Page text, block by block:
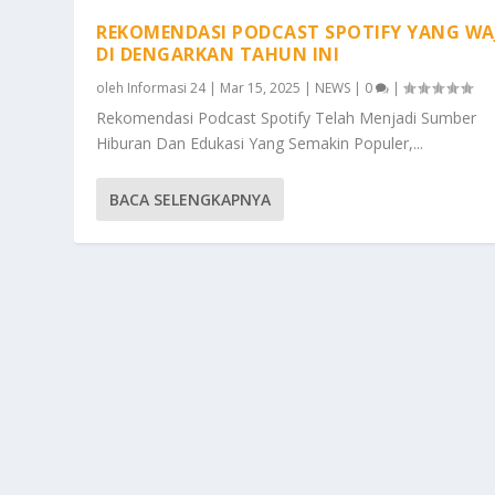
REKOMENDASI PODCAST SPOTIFY YANG
DI DENGARKAN TAHUN INI
oleh Informasi 24| Mar 15, 2025 | NEWS | 0 |
Rekomendasi Podcast Spotify Telah Menjadi Sumber
Hiburan Dan Edukasi Yang Semakin Populer,...
BACA SELENGKAPNYA